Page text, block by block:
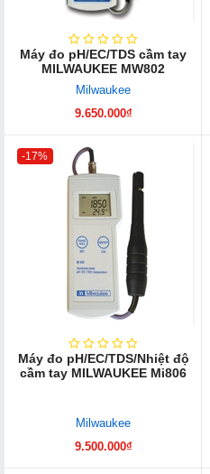
Máy đo pH/EC/TDS cầm tay
MILWAUKEE MW802
Milwaukee
9.650.000₫
-17%
Máy đo pH/EC/TDS/Nhiệt độ
cầm tay MILWAUKEE Mi806
Milwaukee
9.500.000₫